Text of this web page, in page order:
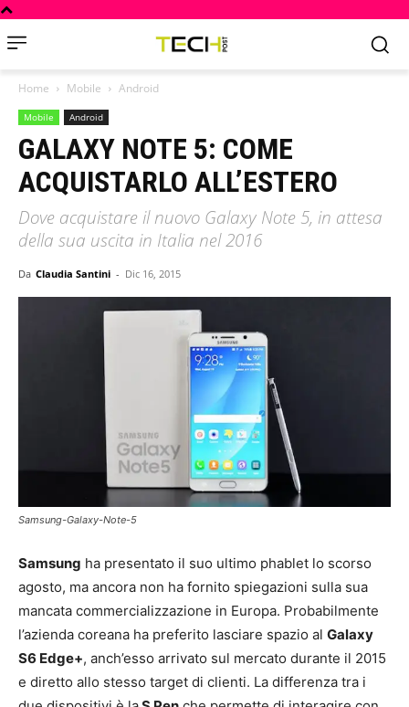
Home Mobile Android
Mobile Android
GALAXY NOTE 5: COME
ACQUISTARLO ALL’ESTERO
Dove acquistare il nuovo Galaxy Note 5, in attesa
della sua uscita in Italia nel 2016
Da Claudia Santini - Dic 16, 2015
Samsung-Galaxy-Note-5
Samsung ha presentato il suo ultimo phablet lo scorso
agosto, ma ancora non ha fornito spiegazioni sulla sua
mancata commercializzazione in Europa. Probabilmente
l’azienda coreana ha preferito lasciare spazio al Galaxy
S6 Edge+, anch’esso arrivato sul mercato durante il 2015
e diretto allo stesso target di clienti. La differenza tra i